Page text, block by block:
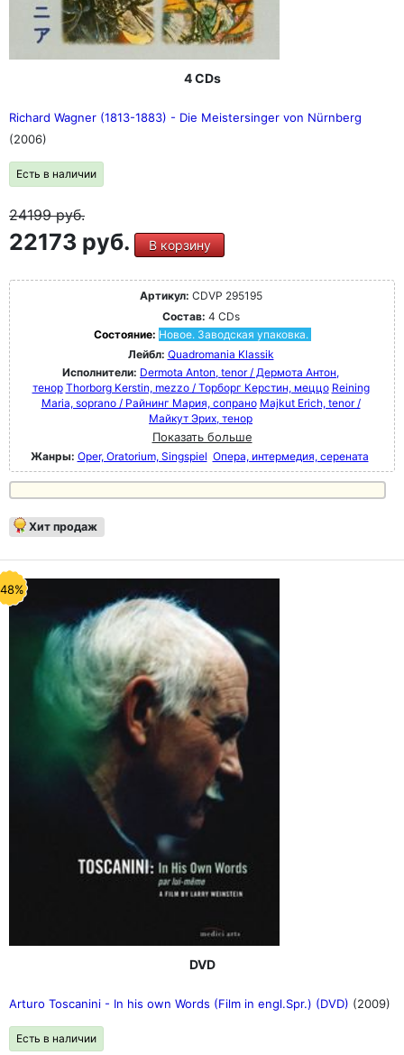
4 CDs
Richard Wagner (1813-1883) - Die Meistersinger von Nürnberg
(2006)
Есть в наличии
24199руб.
22173 руб. В корзину
Артикул: CDVP 295195
Состав: 4 CDs
Состояние: Новое. Заводская упаковка.
Лейбл: Quadromania Klassik
Исполнители: Dermota Anton, tenor / Дермота Антон,
тенор Thorborg Kerstin, mezzo / Торборг Керстин, меццо Reining
Maria, soprano / Райнинг Мария, сопрано Majkut Erich, tenor /
Майкут Эрих, тенор
Показать больше
Жанры: Oper, Oratorium, Singspiel Опера, интермедия, серената
Хит продаж
DVD
Arturo Toscanini - In his own Words (Film in engl.Spr.) (DVD) (2009)
Есть в наличии